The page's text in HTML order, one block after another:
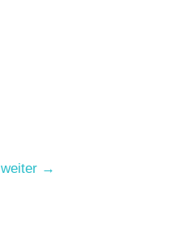
weiter →